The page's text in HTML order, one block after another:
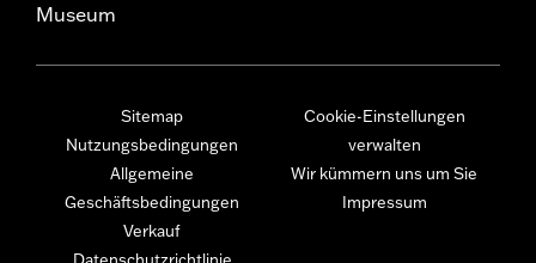
Museum
Sitemap
Nutzungsbedingungen
Allgemeine
Geschäftsbedingungen
Verkauf
Datenschutzrichtlinie
Cookie-Einstellungen
verwalten
Wir kümmern uns um Sie
Impressum